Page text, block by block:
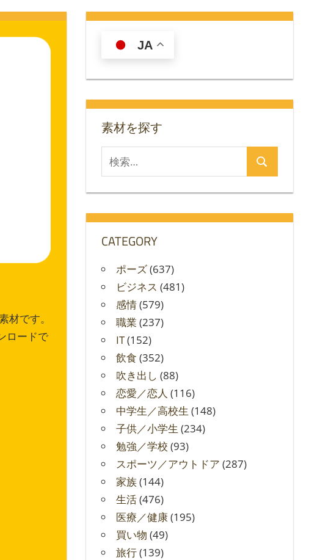
です。
ロードで
JA
素材を探す
検
索
対
検
CATEGORY
ポーズ(637)
ビジネス (481)
感情(579)
職業 (237)
IT(152)
飲食 (352)
吹き出し (88)
恋愛／恋人 (116)
中学生／高校生 (148)
子供／小学生 (234)
勉強／学校 (93)
スポーツ／アウトドア (287)
家族(144)
生活(476)
医療／健康(195)
買い物 (49)
旅行(139)